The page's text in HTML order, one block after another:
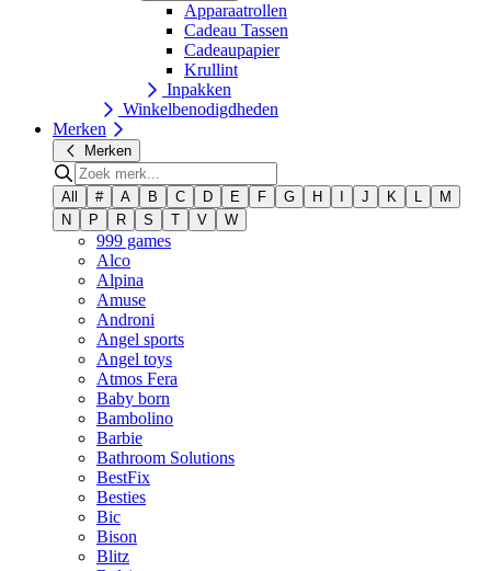
Apparaatrollen
Cadeau Tassen
Cadeaupapier
Krullint
Inpakken
Winkelbenodigdheden
Merken
Merken
All # A B C D E F G H J K L
M
N
P R S T V W
999 games
Alco
Alpina
Amuse
Androni
Angel sports
Angel toys
Atmos Fera
Baby born
Bambolino
Barbie
Bathroom Solutions
BestFix
Besties
Bic
Bison
Blitz